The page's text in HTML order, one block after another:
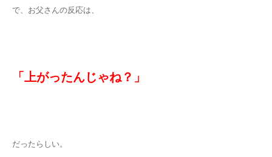
で、お父さんの反応は、
「上がったんじゃね？」
だったらしい。